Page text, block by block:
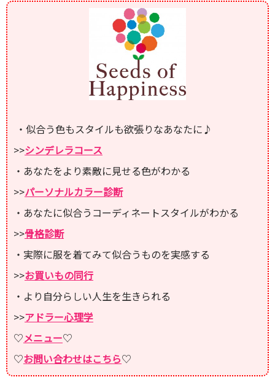
・似合う色もスタイルも欲張りなあなたに♪
>>シンデレラコース
・あなたをより素敵に見せる色がわかる
>>パーソナルカラー診断
・あなたに似合うコーディネートスタイルがわかる
>>骨格診断
・実際に服を着てみて似合うものを実感する
>>お買いもの同行
・より自分らしい人生を生きられる
>>アドラー心理学
♡メニュー♡
♡お問い合わせはこちら♡